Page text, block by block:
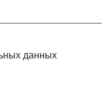
данных